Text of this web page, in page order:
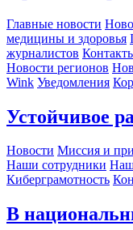
Главные новости
медицины и здоровья
журналистов
Новости регионов
Wink Уведомления
Устойчивое
Новости Миссия и
Наши сотрудники
Киберграмотность
В